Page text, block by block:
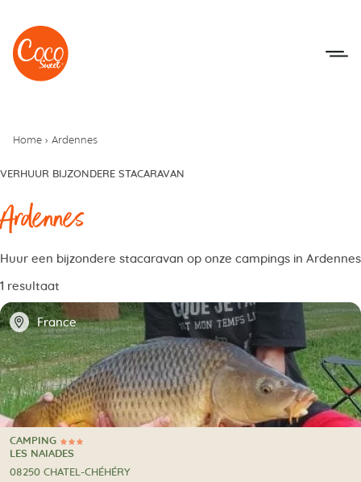
Naar het menu
Naar de inhoudsopgave
Home › Ardennes
VERHUUR BIJZONDERE STACARAVAN
Ardennes
Huur een bijzondere stacaravan op onze campings in Ardennes
1 resultaat
📍 France
3 Sterren
CAMPING
CAMPING
LES NAIADES
08250 CHATEL-CHÉHÉRY